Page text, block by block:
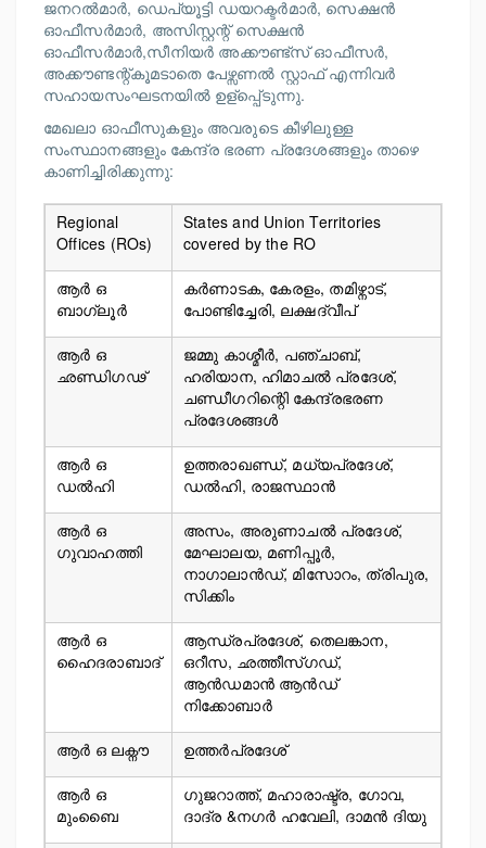
ജനറൽമാർ, ഡെപ്യൂട്ടി ഡയറക്ടർമാർ, സെക്ഷൻ
ഓഫീസർമാർ, അസിസ്റ്റന്റ് സെക്ഷൻ
ഓഫീസർമാർ,സീനിയർ അക്കൗണ്ട്സ് ഓഫീസർ,
അക്കൗണ്ടന്റ്കൂമടാതെ പേഴ്സണൽ സ്റ്റാഫ് എന്നിവര്‍
സഹായസംഘടനയില്‍ ഉള്പ്പെ്ടുന്നു.
മേഖലാ ഓഫീസുകളും അവരുടെ കീഴിലുള്ള
സംസ്ഥാനങ്ങളും കേന്ദ്ര ഭരണ പ്രദേശങ്ങളും താഴെ
കാണിച്ചിരിക്കുന്നു:
Regional
Offices (ROs)
States and Union Territories
covered by the RO
ആര്‍ ഒ
ബാഗ്ലൂര്‍
കർണാടക, കേരളം, തമിഴ്നാട്,
പോണ്ടിച്ചേരി, ലക്ഷദ്വീപ്
ആര്‍ ഒ
ഛണ്ഡിഗഢ്
ജമ്മു കാശ്മീർ, പഞ്ചാബ്,
ഹരിയാന, ഹിമാചൽ പ്രദേശ്,
ചണ്ഡീഗറിന്റെി കേന്ദ്രഭരണ
പ്രദേശങ്ങള്‍
ആര്‍ ഒ
ഡൽഹി
ഉത്തരാഖണ്ഡ്, മധ്യപ്രദേശ്,
ഡൽഹി, രാജസ്ഥാൻ
ആര്‍ ഒ
ഗുവാഹത്തി
അസം, അരുണാചൽ പ്രദേശ്,
മേഘാലയ, മണിപ്പൂർ,
നാഗാലാൻഡ്, മിസോറം, ത്രിപുര,
സിക്കിം
ആര്‍ ഒ
ഹൈദരാബാദ്
ആന്ധ്രപ്രദേശ്, തെലങ്കാന,
ഒറീസ, ഛത്തീസ്ഗഡ്,
ആൻഡമാൻ ആൻഡ്
നിക്കോബാർ
ആര്‍ ഒ ലക്നൗ ഉത്തർപ്രദേശ്
ആര്‍ ഒ
മുംബൈ
ഗുജറാത്ത്, മഹാരാഷ്ട്ര, ഗോവ,
ദാദ്ര &നഗർ ഹവേലി, ദാമൻ ദിയു